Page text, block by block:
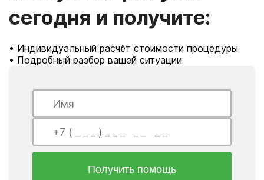
сегодня и получите:
• Индивидуальный расчёт стоимости процедуры
• Подробный разбор вашей ситуации
Получить помощь